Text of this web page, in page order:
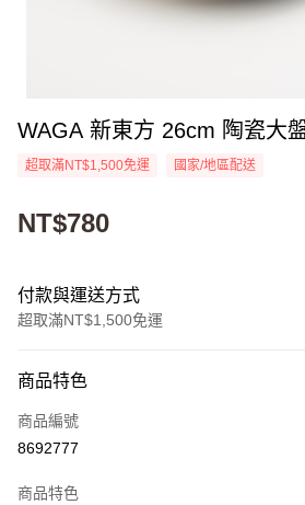
WAGA 新東方 26cm 陶瓷大
超取滿NT$1,500免運 國家/地區配送
NT$780
付款與運送方式
超取滿NT$1,500免運
信用卡一次付款
超商取貨付款
商品特色
商品編號
8692777
商品特色